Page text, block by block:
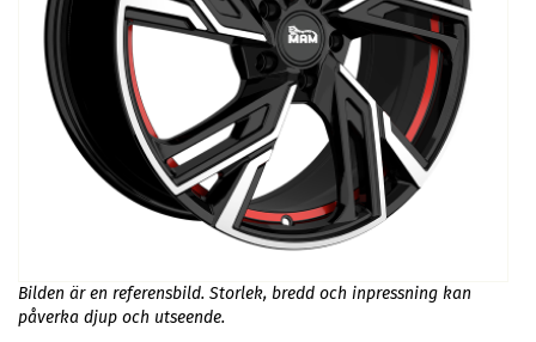
Bilden är en referensbild. Storlek, bredd och inpressning kan
påverka djup och utseende.